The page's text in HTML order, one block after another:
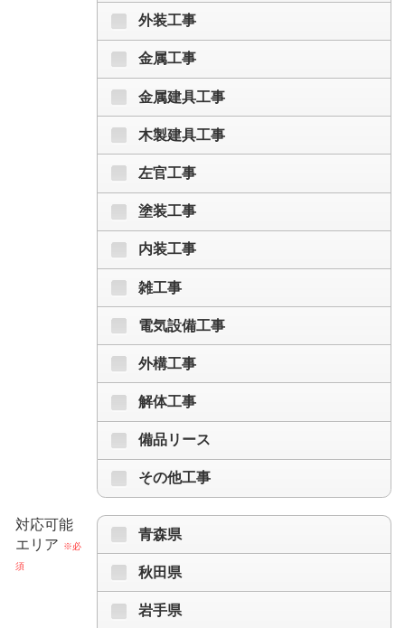
外装工事
金属工事
金属建具工事
木製建具工事
左官工事
塗装工事
内装工事
雑工事
電気設備工事
外構工事
解体工事
備品リース
その他工事
対応可能
エリア
※必
須
青森県
秋田県
岩手県